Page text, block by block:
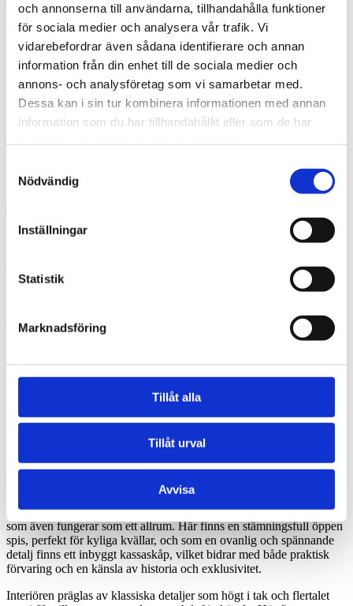
och annonserna till användarna, tillhandahålla funktioner
för sociala medier och analysera vår trafik. Vi
vidarebefordrar även sådana identifierare och annan
information från din enhet till de sociala medier och
annons- och analysföretag som vi samarbetar med.
Dessa kan i sin tur kombinera informationen med annan
information som du har tillhandahållit eller som de har
Nödvändig
Inställningar
Statistik
Marknadsföring
Tillåt alla
Tillåt urval
Avvisa
Pris/KVM
32 030 KR
Avgift
5 260 kr/mån
Våning
1 av 3
Mäklare
Registrerad Fastighetsmäklare
0762-05 00 94 | E-POST
Se min mäklarprofil
Beskrivning
Varmt välkomna till denna sekelskiftes lägenhet på Alvgatan,
att bo mitt i city med närhet till grönska och lugn. Belägen en
halvtrappa upp i ett hus utan hiss, är den lättillgänglig och praktisk.
När du kliver in i lägenheten möts du av en stor, inbjudande hall
som även fungerar som ett allrum. Här finns en stämningsfull öppen
spis, perfekt för kyliga kvällar, och som en ovanlig och spännande
detalj finns ett inbyggt kassaskåp, vilket bidrar med både praktisk
förvaring och en känsla av historia och exklusivitet.
Interiören präglas av klassiska detaljer som högt i tak och flertalet